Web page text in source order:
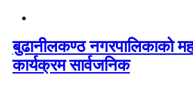
बुढानीलकण्ठ नगरपालिकाको
कार्यक्रम सार्वजनिक